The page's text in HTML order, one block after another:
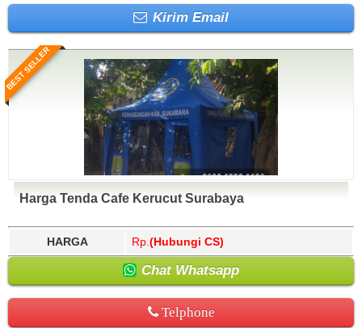
Kirim Email
BEST SELLER
Harga Tenda Cafe Kerucut Surabaya
HARGA Rp. (Hubungi CS)
Chat Whatsapp
Telphone